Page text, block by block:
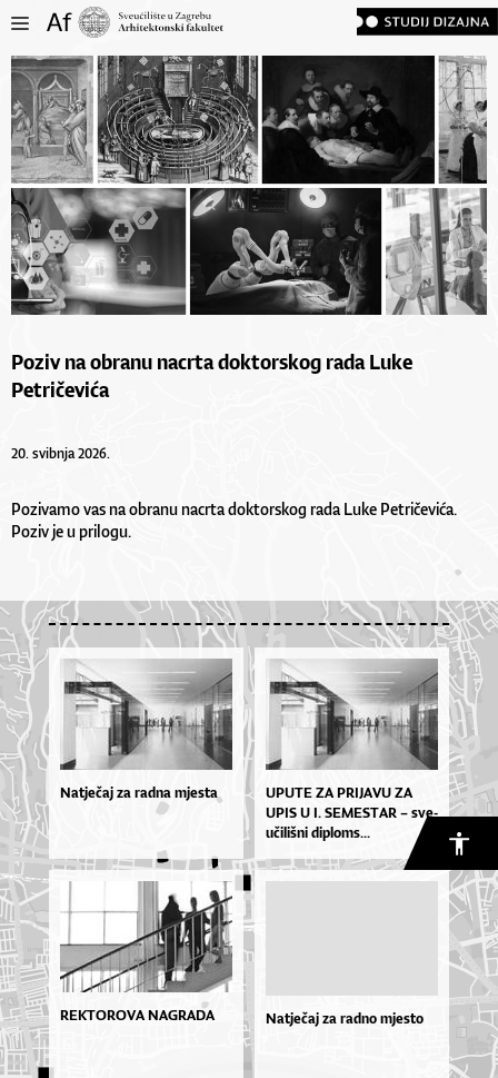
Poziv na obranu nacrta doktorskog rada Luke
Petričevića
20. svibnja 2026.
Pozivamo vas na obranu nacrta doktorskog rada Luke Petričevića.
Poziv je u prilogu.
Natječaj za radna mjesta
UPU­TE ZA PRI­JA­VU ZA
UPIS U I. SE­MES­TAR – sve­
u­či­liš­ni di­plo­ms...
REKTOROVA NAGRADA Natječaj za radno mjesto